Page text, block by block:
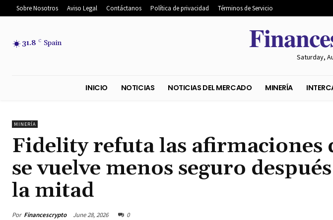
Sobre Nosotros Aviso Legal Contáctanos Política de privacidad Términos de Servicio
31.8 C Spain
Saturday,
MINERÍA
Fidelity refuta las afirmaciones
se vuelve menos seguro
la mitad
Por Financescrypto June 28, 2026 0